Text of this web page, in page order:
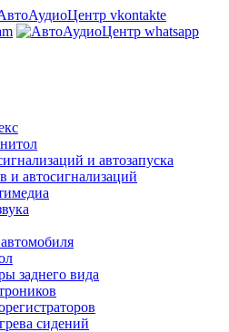
и автозапуска
и автосигнализаций
заднего вида
сидений